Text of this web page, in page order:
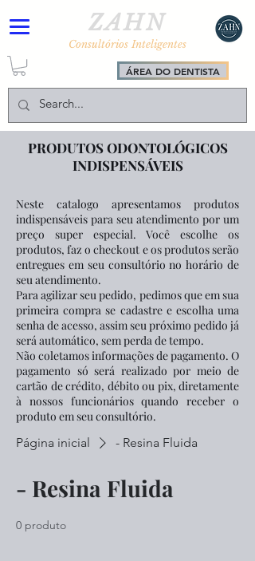
ZAHN
ÁREA DO DENTISTA
Consultórios Inteligentes
PRODUTOS ODONTOLÓGICOS
INDISPENSÁVEIS
Neste catalogo apresentamos produtos
indispensáveis para seu atendimento por um
preço super especial. Você escolhe os
produtos, faz o checkout e os produtos serão
entregues em seu consultório no horário de
seu atendimento.
Para agilizar seu pedido, pedimos que em sua
primeira compra se cadastre e escolha uma
senha de acesso, assim seu próximo pedido já
será automático, sem perda de tempo.
Não coletamos informações de pagamento. O
pagamento só será realizado por meio de
cartão de crédito, débito ou pix, diretamente
à nossos funcionários quando receber o
produto em seu consultório.
Página inicial
- Resina Fluida
- Resina Fluida
0 produto